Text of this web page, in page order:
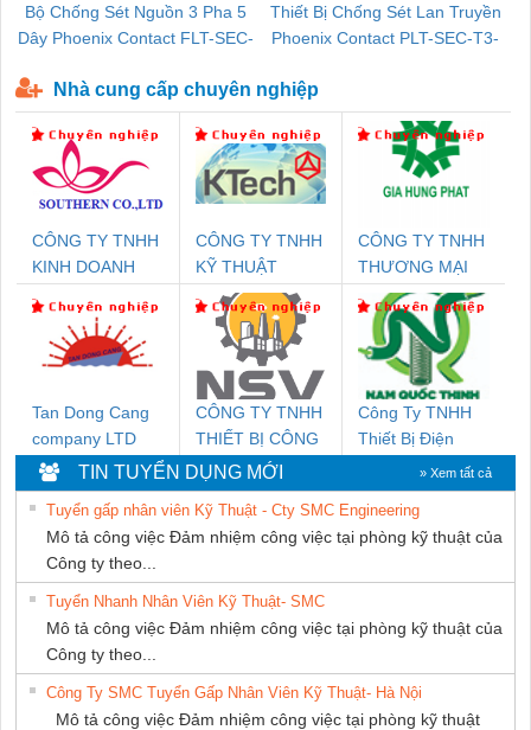
Bộ Chống Sét Nguồn 3 Pha 5
Dây Phoenix Contact FLT-SEC-
Thiết Bị Chống Sét Lan Truyền
Phoenix Contact PLT-SEC-T3-
Nhà cung cấp chuyên nghiệp
CÔNG TY TNHH
KINH DOANH
PHƯƠNG NAM
CÔNG TY TNHH
KỸ THUẬT
KTECH VIỆT
NAM
CÔNG TY TNHH
THƯƠNG MẠI
DỊCH VỤ KỸ
THUẬT ĐIỆN CƠ
GIA HƯNG
PHÁT
Tan Dong Cang
company LTD
CÔNG TY TNHH
THIẾT BỊ CÔNG
NGHIỆP NIHON
SETSUBI VIỆT
NAM
Công Ty TNHH
Thiết Bị Điện
Nam Quốc Thịnh
TIN TUYỂN DỤNG MỚI » Xem tất cả
Tuyển gấp nhân viên Kỹ Thuật - Cty SMC Engineering
Mô tả công việc Đảm nhiệm công việc tại phòng kỹ thuật của
Công ty theo...
Tuyển Nhanh Nhân Viên Kỹ Thuật- SMC
Mô tả công việc Đảm nhiệm công việc tại phòng kỹ thuật của
Công ty theo...
Công Ty SMC Tuyển Gấp Nhân Viên Kỹ Thuật- Hà Nội
Mô tả công việc Đảm nhiệm công việc tại phòng kỹ thuật